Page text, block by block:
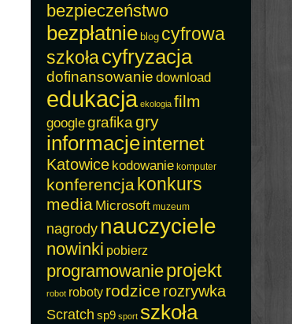
bezpieczeństwo
bezpłatnie blog cyfrowa
szkołacyfryzacja
dofinansowanie download
edukacja ekologia film
googlegrafikagry
informacjeinternet
Katowice kodowanie komputer
konferencjakonkurs
media Microsoft muzeum
nagrody nauczyciele
nowinki pobierz
programowanieprojekt
robot roboty rodzice rozrywka
Scratch sp9 sport szkoła